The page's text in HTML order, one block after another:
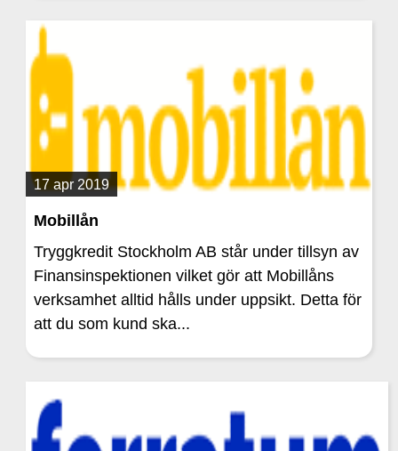
17 apr 2019
Mobillån
Tryggkredit Stockholm AB står under tillsyn av
Finansinspektionen vilket gör att Mobillåns
verksamhet alltid hålls under uppsikt. Detta för
att du som kund ska...